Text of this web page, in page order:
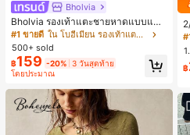
Bholvia
Bholvia รองเท้าแตะชายหาดแบบแบน
สบาย ๆ ลายฉลุมาใหม่สำหรับผู้หญิง
#1 ขายดี
ใน โบฮีเมียน รองเท้าแตะผู้หญิง
500+ sold
฿159 -20% 3 วันสุดท้าย
โดยประมาณ
฿